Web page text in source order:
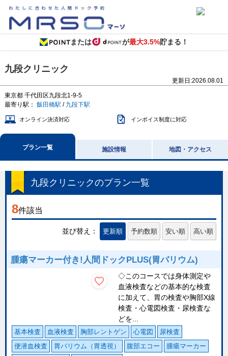
または が最大3.5%貯まる！
九段クリニック
更新日:2026.08.01
東京都 千代田区九段北1-9-5
最寄り駅： 飯田橋駅 / 九段下駅
オンライン決済対応 インボイス制度に対応
プラン一覧 施設情報 地図・アクセス
九段クリニックのプラン一覧
8件該当
並び替え： 更新順 予約数順 安い順 高い順
腫瘍マーカー付き!人間ドックPLUS(胃バリウム)
◇このコースでは身体測定や
血液検査などの基本的な検査
に加えて、胃の検査や胸部X線
検査・心電図検査・尿検査な
どを...
基本検査 血液検査 胸部レントゲン 心電図
尿検査
便潜血検査
胃バリウム（胃透視） 腹部エコー
腫瘍マーカー